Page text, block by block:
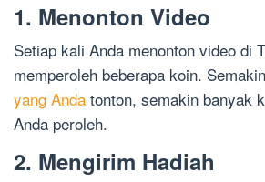
1. Menonton Video
Setiap kali Anda menonton video di
memperoleh beberapa koin.
yang Anda tonton, semakin banyak
Anda peroleh.
2. Mengirim Hadiah